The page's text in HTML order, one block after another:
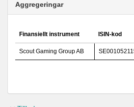
Aggregeringar
Finansiellt instrument ISIN-kod
Scout Gaming Group AB